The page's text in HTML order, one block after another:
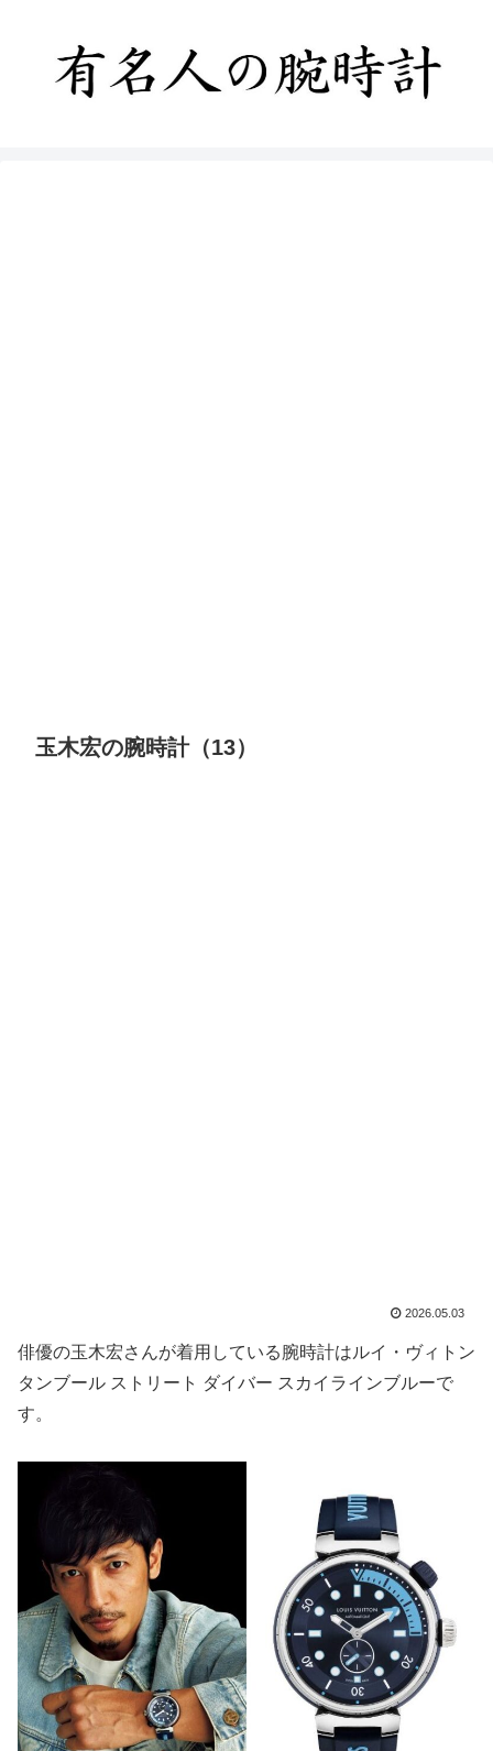
玉木宏の腕時計（13）
2026.05.03
俳優の玉木宏さんが着用している腕時計はルイ・ヴィトン
タンブール ストリート ダイバー スカイラインブルーで
す。